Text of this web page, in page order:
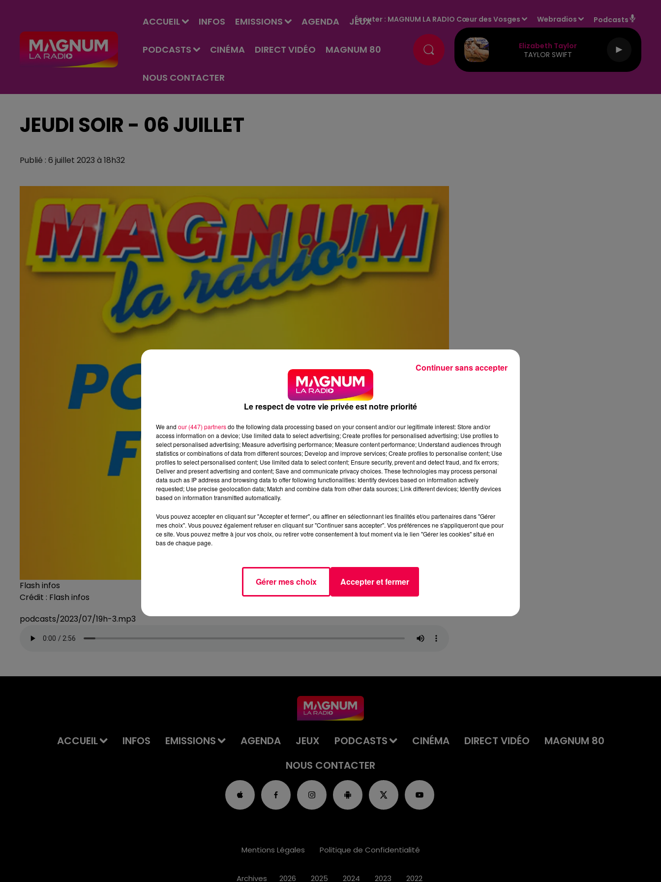
ACCUEIL INFOS EMISSIONS AGENDA JEUX
PODCASTS CINÉMA DIRECT VIDÉO MAGNUM 80
NOUS CONTACTER
Écouter : MAGNUM LA RADIO Cœur des Vosges Webradios Podcasts
Elizabeth Taylor
TAYLOR SWIFT
JEUDI SOIR - 06 JUILLET
Publié : 6 juillet 2023 à 18h32
Flash infos
Crédit : Flash infos
podcasts/2023/07/19h-3.mp3
ACCUEIL INFOS EMISSIONS AGENDA JEUX PODCASTS CINÉMA DIRECT VIDÉO
MAGNUM 80
NOUS CONTACTER
Mentions Légales Politique de Confidentialité
Archives 2026 2025 2024 2023 2022
Le respect de votre vie privée est notre priorité
We and our (447) partnersdo the following data processing based on your consent and/or our legitimate interest: Store and/or
access information on a device; Use limited data to select advertising; Create profiles for personalised advertising; Use profiles to
select personalised advertising; Measure advertising performance; Measure content performance; Understand audiences through
statistics or combinations of data from different sources; Develop and improve services; Create profiles to personalise content; Use
profiles to select personalised content; Use limited data to select content; Ensure security, prevent and detect fraud, and fix errors;
Deliver and present advertising and content; Save and communicate privacy choices. These technologies may process personal
data such as IP address and browsing data to offer following functionalities: Identify devices based on information actively
requested; Use precise geolocation data; Match and combine data from other data sources; Link different devices; Identify devices
based on information transmitted automatically.
Vous pouvez accepter en cliquant sur "Accepter et fermer", ou affiner en sélectionnant les finalités et/ou partenaires dans "Gérer
mes choix". Vous pouvez également refuser en cliquant sur "Continuer sans accepter". Vos préférences ne s'appliqueront que pour
ce site. Vous pouvez mettre à jour vos choix, ou retirer votre consentement à tout moment via le lien "Gérer les cookies" situé en
bas de chaque page.
Gérer mes choix Accepter et fermer
Continuer sans accepter